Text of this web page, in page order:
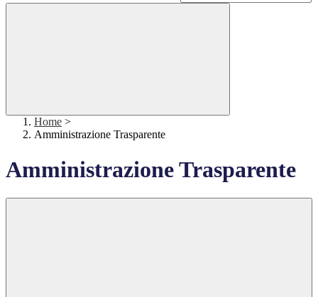
Home >
Amministrazione Trasparente
Amministrazione Trasparente